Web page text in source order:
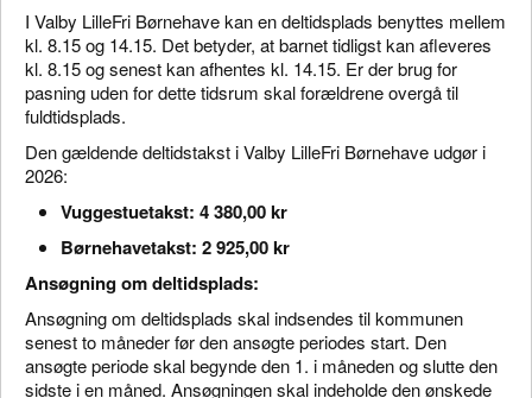
I Valby LilleFri Børnehave kan en deltidsplads benyttes mellem
kl. 8.15 og 14.15. Det betyder, at barnet tidligst kan afleveres
kl. 8.15 og senest kan afhentes kl. 14.15. Er der brug for
pasning uden for dette tidsrum skal forældrene overgå til
fuldtidsplads.
Den gældende deltidstakst i Valby LilleFri Børnehave udgør i
2026:
Vuggestuetakst: 4 380,00 kr
Børnehavetakst: 2 925,00 kr
Ansøgning om deltidsplads:
Ansøgning om deltidsplads skal indsendes til kommunen
senest to måneder før den ansøgte periodes start. Den
ansøgte periode skal begynde den 1. i måneden og slutte den
sidste i en måned. Ansøgningen skal indeholde den ønskede